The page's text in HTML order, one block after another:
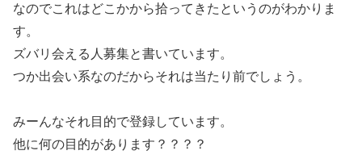
なのでこれはどこかから拾ってきたというのがわかりま
す。
ズバリ会える人募集と書いています。
つか出会い系なのだからそれは当たり前でしょう。
みーんなそれ目的で登録しています。
他に何の目的があります？？？？